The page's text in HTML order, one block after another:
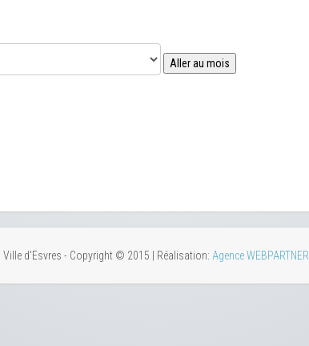
Aller au mois
Ville d'Esvres - Copyright © 2015 | Réalisation: Agence WEBPARTNER